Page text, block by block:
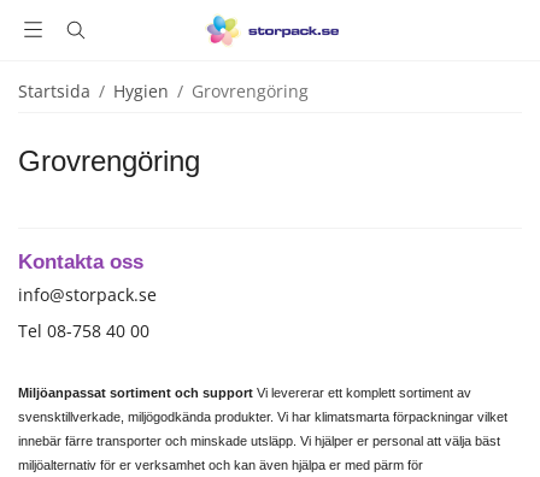
Startsida / Hygien / Grovrengöring
Grovrengöring
Kontakta oss
info@storpack.se
Tel 08-758 40 00
Miljöanpassat sortiment och support Vi levererar ett komplett sortiment av
svensktillverkade, miljögodkända produkter. Vi har klimatsmarta förpackningar vilket
innebär färre transporter och minskade utsläpp. Vi hjälper er personal att välja bäst
miljöalternativ för er verksamhet och kan även hjälpa er med pärm för